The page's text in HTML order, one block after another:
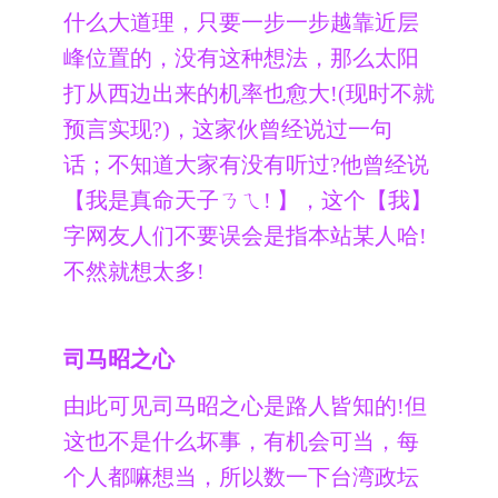
什么大道理，只要一步一步越靠近层
峰位置的，没有这种想法，那么太阳
打从西边出来的机率也愈大!(现时不就
预言实现?)，这家伙曾经说过一句
话；不知道大家有没有听过?他曾经说
【我是真命天子ㄋㄟ! 】，这个【我】
字网友人们不要误会是指本站某人哈!
不然就想太多!
司马昭之心
由此可见司马昭之心是路人皆知的!但
这也不是什么坏事，有机会可当，每
个人都嘛想当，所以数一下台湾政坛